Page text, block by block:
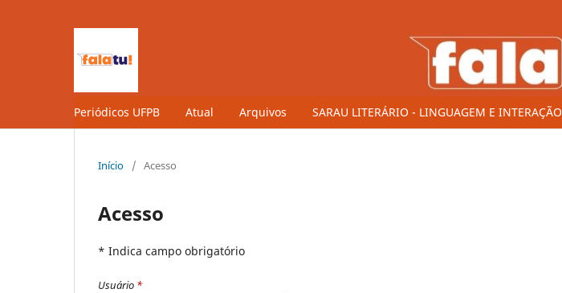
Periódicos UFPB Atual Arquivos SARAU LITERÁRIO - LINGUAGEM E INTERAÇÃO
Início / Acesso
Acesso
* Indica campo obrigatório
Usuário *